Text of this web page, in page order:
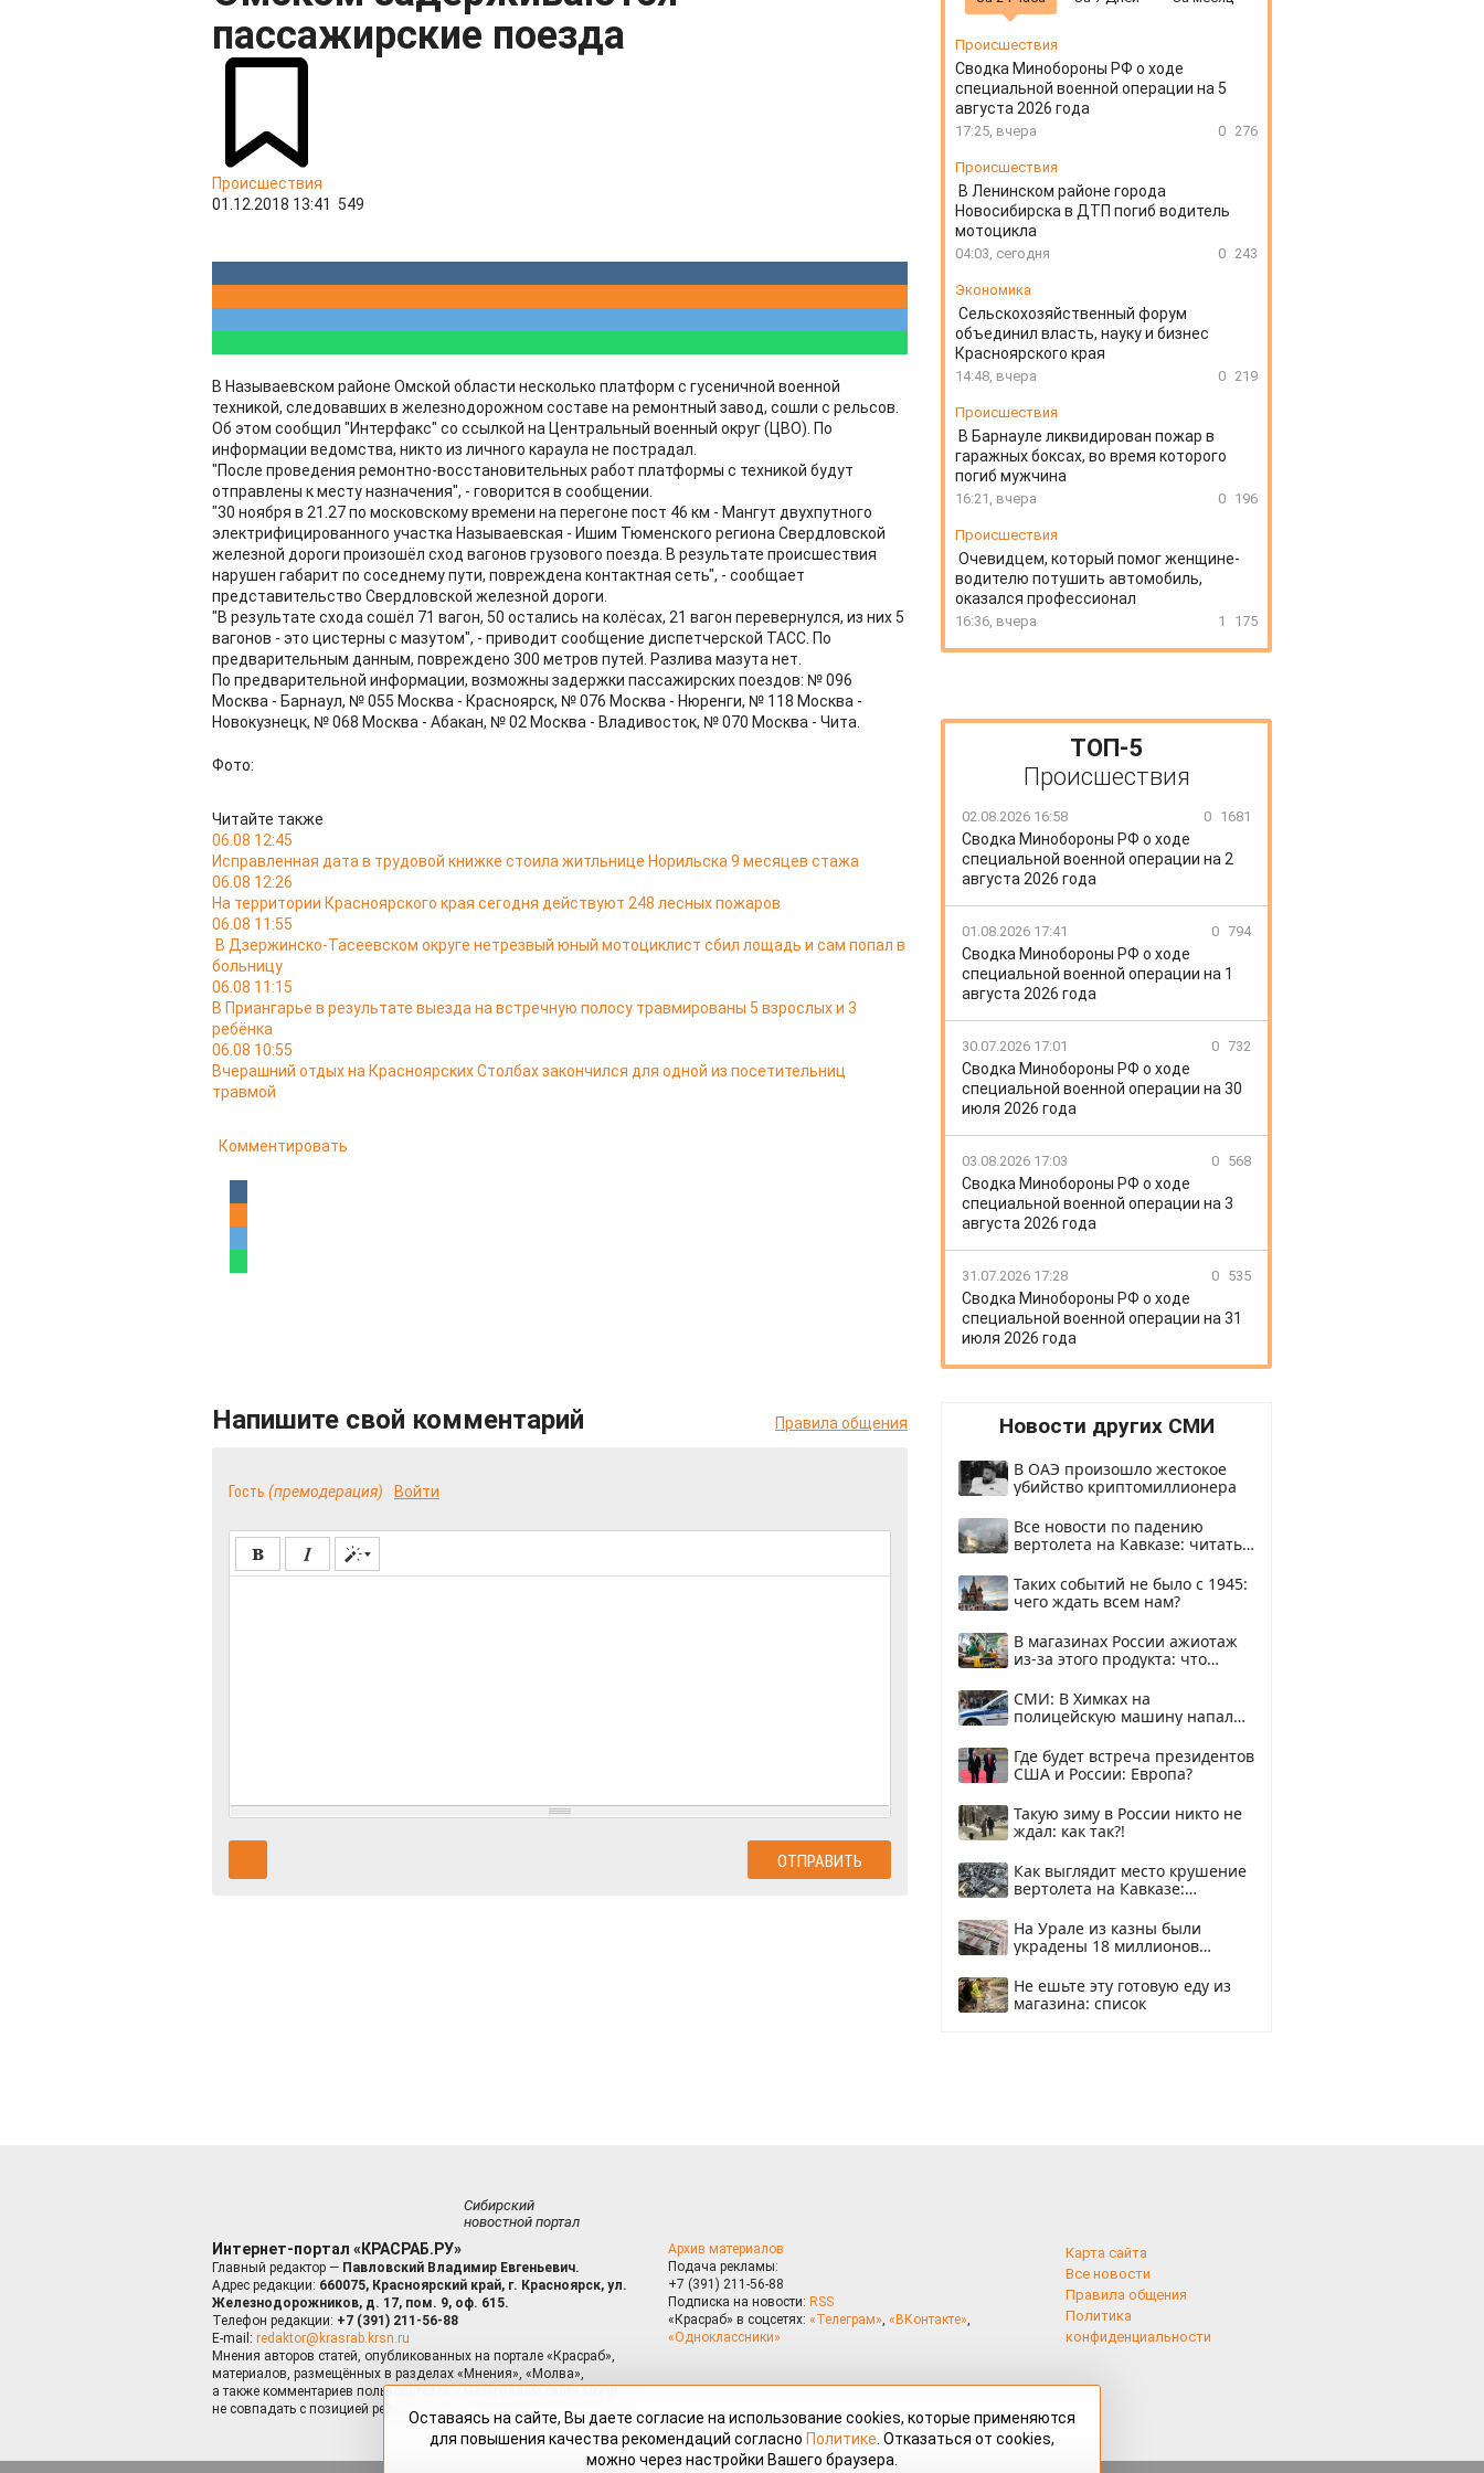
пассажирские поезда
Происшествия
01.12.2018 13:41
549
В Называевском районе Омской области несколько платформ с гусеничной военной
техникой, следовавших в железнодорожном составе на ремонтный завод, сошли с рельсов.
Об этом сообщил "Интерфакс" со ссылкой на Центральный военный округ (ЦВО). По
информации ведомства, никто из личного караула не пострадал.
"После проведения ремонтно-восстановительных работ платформы с техникой будут
отправлены к месту назначения", - говорится в сообщении.
"30 ноября в 21.27 по московскому времени на перегоне пост 46 км - Мангут двухпутного
электрифицированного участка Называевская - Ишим Тюменского региона Свердловской
железной дороги произошёл сход вагонов грузового поезда. В результате происшествия
нарушен габарит по соседнему пути, повреждена контактная сеть", - сообщает
представительство Свердловской железной дороги.
"В результате схода сошёл 71 вагон, 50 остались на колёсах, 21 вагон перевернулся, из них 5
вагонов - это цистерны с мазутом", - приводит сообщение диспетчерской ТАСС. По
предварительным данным, повреждено 300 метров путей. Разлива мазута нет.
По предварительной информации, возможны задержки пассажирских поездов: № 096
Москва - Барнаул, № 055 Москва - Красноярск, № 076 Москва - Нюренги, № 118 Москва -
Новокузнецк, № 068 Москва - Абакан, № 02 Москва - Владивосток, № 070 Москва - Чита.
Фото:
Читайте также
06.08 12:45
Исправленная дата в трудовой книжке стоила житльнице Норильска 9 месяцев стажа
06.08 12:26
На территории Красноярского края сегодня действуют 248 лесных пожаров
06.08 11:55
В Дзержинско-Тасеевском округе нетрезвый юный мотоциклист сбил лощадь и сам попал в
больницу
06.08 11:15
В Приангарье в результате выезда на встречную полосу травмированы 5 взрослых и 3
ребёнка
06.08 10:55
Вчерашний отдых на Красноярских Столбах закончился для одной из посетительниц
травмой
Комментировать
Напишите свой комментарий Правила общения
Гость (премодерация) Войти
Происшествия
Сводка Минобороны РФ о ходе
специальной военной операции на 5
августа 2026 года
17:25, вчера 0 276
Происшествия
В Ленинском районе города
Новосибирска в ДТП погиб водитель
мотоцикла
04:03, сегодня 0 243
Экономика
Сельскохозяйственный форум
объединил власть, науку и бизнес
Красноярского края
14:48, вчера 0 219
Происшествия
В Барнауле ликвидирован пожар в
гаражных боксах, во время которого
погиб мужчина
16:21, вчера 0 196
Происшествия
Очевидцем, который помог женщине-
водителю потушить автомобиль,
оказался профессионал
16:36, вчера 1 175
ТОП-5
Происшествия
02.08.2026 16:58 0 1681
Сводка Минобороны РФ о ходе
специальной военной операции на 2
августа 2026 года
01.08.2026 17:41 0 794
Сводка Минобороны РФ о ходе
специальной военной операции на 1
августа 2026 года
30.07.2026 17:01 0 732
Сводка Минобороны РФ о ходе
специальной военной операции на 30
июля 2026 года
03.08.2026 17:03 0 568
Сводка Минобороны РФ о ходе
специальной военной операции на 3
августа 2026 года
31.07.2026 17:28 0 535
Сводка Минобороны РФ о ходе
специальной военной операции на 31
июля 2026 года
Новости других СМИ
В ОАЭ произошло жестокое
убийство криптомиллионера
Все новости по падению
вертолета на Кавказе: читать
Таких событий не было с 1945:
чего ждать всем нам?
В магазинах России ажиотаж
из-за этого продукта: что
СМИ: В Химках на
полицейскую машину напали
Где будет встреча президентов
США и России: Европа?
Такую зиму в России никто не
ждал: как так?!
Как выглядит место крушение
вертолета на Кавказе:
На Урале из казны были
украдены 18 миллионов
Не ешьте эту готовую еду из
магазина: список
Сибирский
новостной портал
Интернет-портал «КРАСРАБ.РУ»
Главный редактор — Павловский Владимир Евгеньевич.
Адрес редакции: 660075, Красноярский край, г. Красноярск, ул.
Железнодорожников, д. 17, пом. 9, оф. 615.
Телефон редакции: +7 (391) 211-56-88
E-mail: redaktor@krasrab.krsn.ru
Мнения авторов статей, опубликованных на портале «Красраб»,
материалов, размещённых в разделах «Мнения», «Молва»,
а также комментариев пользователей к материалам сайта могут
не совпадать с позицией редакции.
Архив материалов
Подача рекламы:
+7 (391) 211-56-88
Подписка на новости: RSS
«Красраб» в соцсетях: «Телеграм», «ВКонтакте»,
«Одноклассники»
Карта сайта
Все новости
Правила общения
Политика
конфиденциальности
Оставаясь на сайте, Вы даете согласие на использование cookies, которые применяются
для повышения качества рекомендаций согласно Политике . Отказаться от cookies,
можно через настройки Вашего браузера.